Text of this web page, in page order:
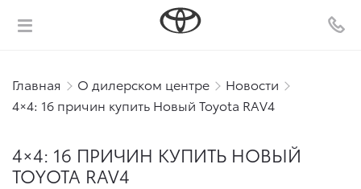
Главная О дилерском центре
Новости
4×4: 16 причин купить Новый Toyota RAV4
4×4: 16 ПРИЧИН КУПИТЬ НОВЫЙ
TOYOTA RAV4